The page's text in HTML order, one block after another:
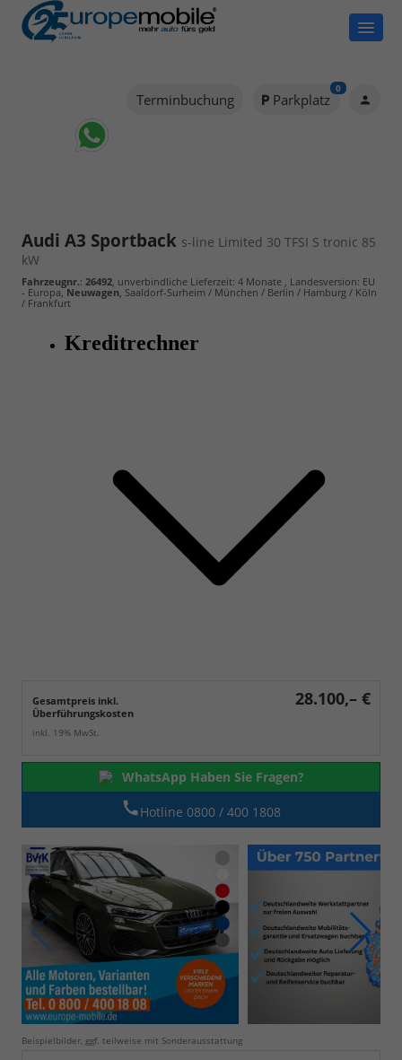
Terminbuchung Parkplatz
0
Audi A3 Sportback s-line Limited 30 TFSI S tronic 85
kW
Fahrzeugnr.: 26492, unverbindliche Lieferzeit: 4 Monate , Landesversion: EU
- Europa,Neuwagen, Saaldorf-Surheim / München / Berlin / Hamburg / Köln
/ Frankfurt
Gesamtpreis inkl.
Überführungskosten
28.100,– €
inkl. 19% MwSt.
WhatsApp Haben Sie Fragen?
Hotline 0800 / 400 1808
Beispielbilder, ggf. teilweise mit Sonderausstattung